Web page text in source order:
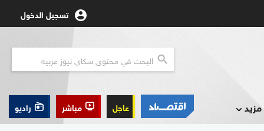
تسجيل الدخول
مزيد عاجل مباشر راديو